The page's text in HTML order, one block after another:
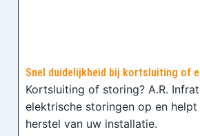
Snel duidelijkheid bij kortsluiting of
Kortsluiting of storing? A.R.
elektrische storingen op en
herstel van uw installatie.